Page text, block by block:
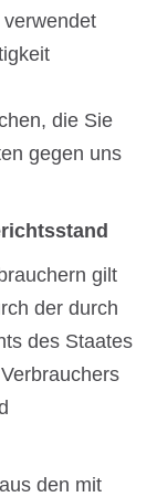
die Sie
gegen uns
gilt
der durch
des Staates
den mit